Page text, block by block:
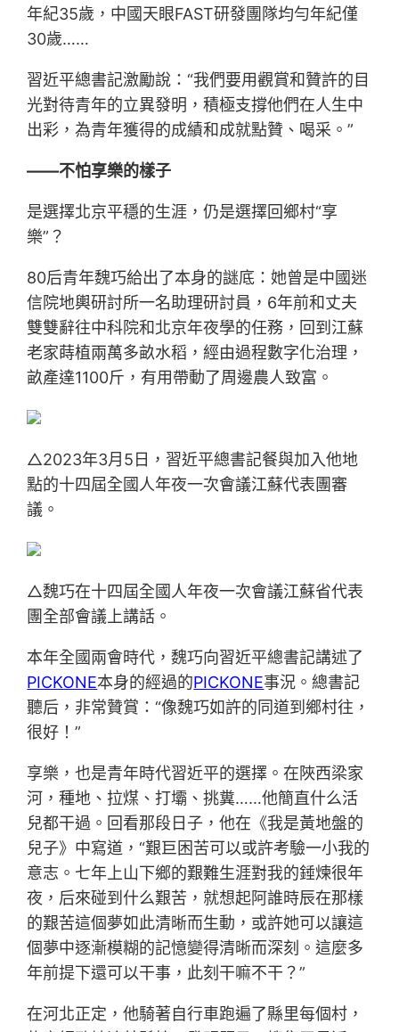
年紀35歲，中國天眼FAST研發團隊均勻年紀僅
30歲……
習近平總書記激勵說：“我們要用觀賞和贊許的目
光對待青年的立異發明，積極支撐他們在人生中
出彩，為青年獲得的成績和成就點贊、喝采。”
——不怕享樂的樣子
是選擇北京平穩的生涯，仍是選擇回鄉村“享
樂”？
80后青年魏巧給出了本身的謎底：她曾是中國迷
信院地輿研討所一名助理研討員，6年前和丈夫
雙雙辭往中科院和北京年夜學的任務，回到江蘇
老家蒔植兩萬多畝水稻，經由過程數字化治理，
畝產達1100斤，有用帶動了周邊農人致富。
△2023年3月5日，習近平總書記餐與加入他地
點的十四屆全國人年夜一次會議江蘇代表團審
議。
△魏巧在十四屆全國人年夜一次會議江蘇省代表
團全部會議上講話。
本年全國兩會時代，魏巧向習近平總書記講述了
PICKONE本身的經過的PICKONE事況。總書記
聽后，非常贊賞：“像魏巧如許的同道到鄉村往，
很好！”
享樂，也是青年時代習近平的選擇。在陜西梁家
河，種地、拉煤、打壩、挑糞……他簡直什么活
兒都干過。回看那段日子，他在《我是黃地盤的
兒子》中寫道，“艱巨困苦可以或許考驗一小我的
意志。七年上山下鄉的艱難生涯對我的錘煉很年
夜，后來碰到什么艱苦，就想起阿誰時辰在那樣
的艱苦這個夢如此清晰而生動，或許她可以讓這
個夢中逐漸模糊的記憶變得清晰而深刻。這麼多
年前提下還可以干事，此刻干嘛不干？”
在河北正定，他騎著自行車跑遍了縣里每個村，